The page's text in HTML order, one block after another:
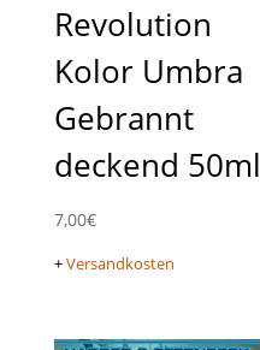
Revolution
Kolor Umbra
Gebrannt
deckend 50ml
7,00€
+Versandkosten